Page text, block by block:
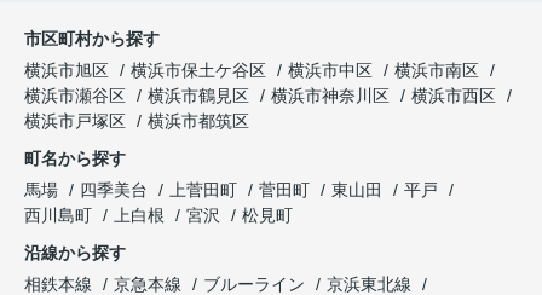
市区町村から探す
横浜市旭区
横浜市保土ケ谷区 横浜市中区
横浜市南区
横浜市瀬谷区
横浜市鶴見区 横浜市神奈川区
横浜市西区
横浜市戸塚区
横浜市都筑区
町名から探す
馬場
四季美台 上菅田町 菅田町 東山田
平戸
西川島町
上白根 宮沢
松見町
沿線から探す
相鉄本線
京急本線 ブルーライン
京浜東北線